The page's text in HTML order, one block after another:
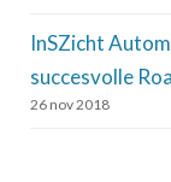
InSZicht
succesvolle
26 nov 2018